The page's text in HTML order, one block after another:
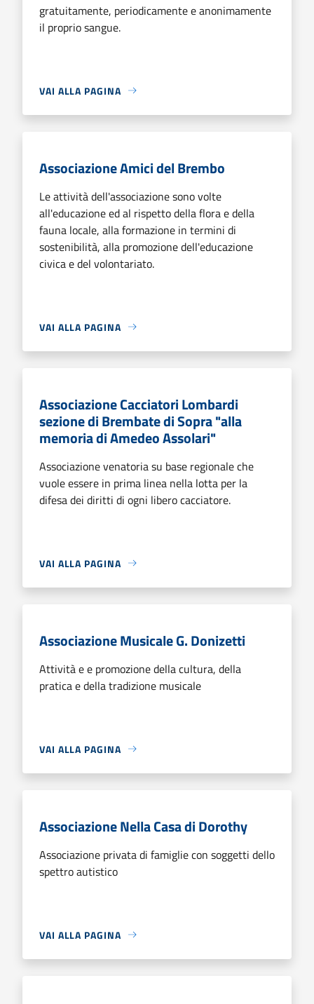
gratuitamente, periodicamente e anonimamente
il proprio sangue.
VAI ALLA PAGINA
Associazione Amici del Brembo
Le attività dell'associazione sono volte
all'educazione ed al rispetto della flora e della
fauna locale, alla formazione in termini di
sostenibilità, alla promozione dell'educazione
civica e del volontariato.
VAI ALLA PAGINA
Associazione Cacciatori Lombardi
sezione di Brembate di Sopra "alla
memoria di Amedeo Assolari"
Associazione venatoria su base regionale che
vuole essere in prima linea nella lotta per la
difesa dei diritti di ogni libero cacciatore.
VAI ALLA PAGINA
Associazione Musicale G. Donizetti
Attività e e promozione della cultura, della
pratica e della tradizione musicale
VAI ALLA PAGINA
Associazione Nella Casa di Dorothy
Associazione privata di famiglie con soggetti dello
spettro autistico
VAI ALLA PAGINA